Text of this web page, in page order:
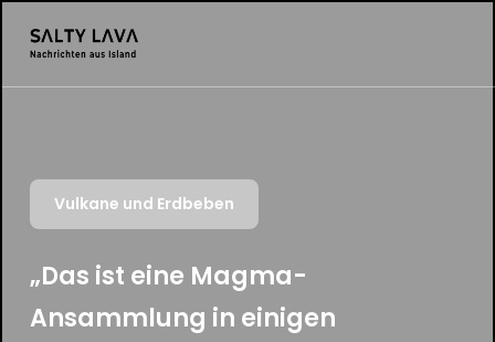
Vulkane und Erdbeben
„Das ist eine Magma-
Ansammlung in einigen